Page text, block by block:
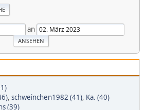
an
, schweinchen1982 (41), Ka. (40)
(39)